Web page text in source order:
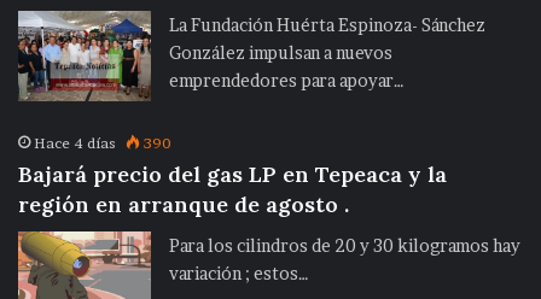
La Fundación Huérta Espinoza- Sánchez
González impulsan a nuevos
emprendedores para apoyar…
Hace 4 días 390
Bajará precio del gas LP en Tepeaca y la
región en arranque de agosto .
Para los cilindros de 20 y 30 kilogramos hay
variación ; estos…